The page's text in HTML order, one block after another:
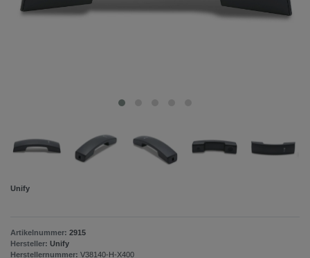
Unify
Artikelnummer: 2915
Hersteller: Unify
Herstellernummer: V38140-H-X400